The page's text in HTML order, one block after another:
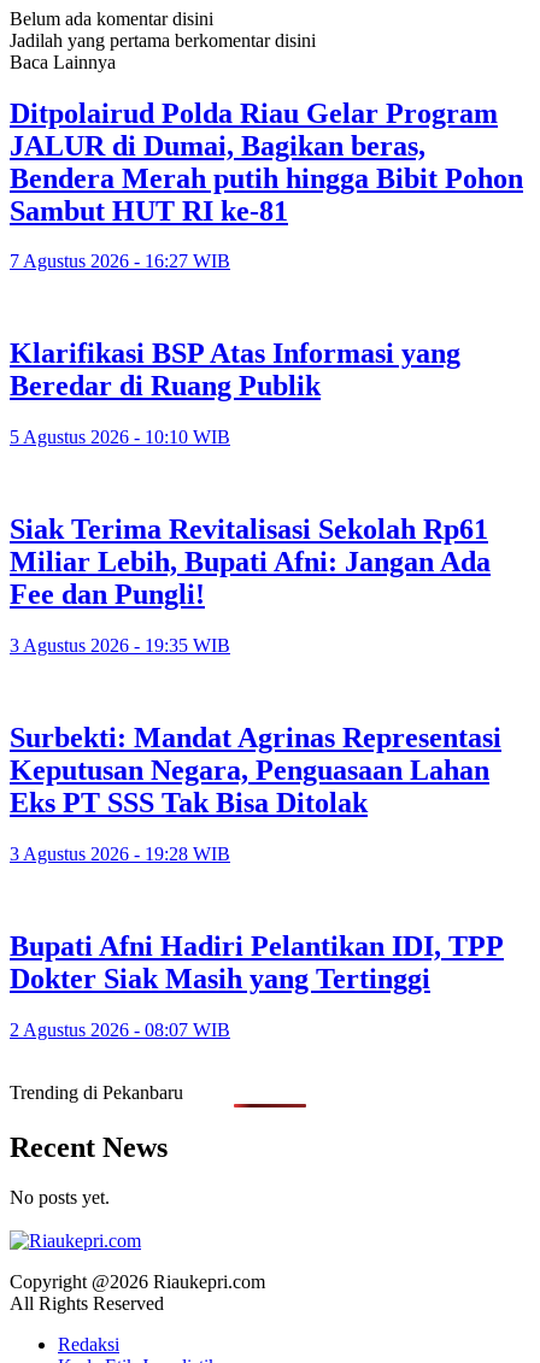
Belum ada komentar disini
Jadilah yang pertama berkomentar disini
Baca Lainnya
Ditpolairud Polda Riau Gelar Program
JALUR di Dumai, Bagikan beras,
Bendera Merah putih hingga Bibit Pohon
Sambut HUT RI ke-81
7 Agustus 2026 - 16:27 WIB
Klarifikasi BSP Atas Informasi yang
Beredar di Ruang Publik
5 Agustus 2026 - 10:10 WIB
Siak Terima Revitalisasi Sekolah Rp61
Miliar Lebih, Bupati Afni: Jangan Ada
Fee dan Pungli!
3 Agustus 2026 - 19:35 WIB
Surbekti: Mandat Agrinas Representasi
Keputusan Negara, Penguasaan Lahan
Eks PT SSS Tak Bisa Ditolak
3 Agustus 2026 - 19:28 WIB
Bupati Afni Hadiri Pelantikan IDI, TPP
Dokter Siak Masih yang Tertinggi
2 Agustus 2026 - 08:07 WIB
Trending di Pekanbaru
Recent News
No posts yet.
Copyright @2026 Riaukepri.com
All Rights Reserved
Redaksi